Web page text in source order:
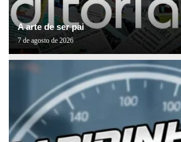
A arte de ser pai
7 de agosto de 2026